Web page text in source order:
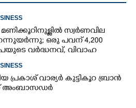
മണിക്കൂറിനുള്ളിൽ സ്വർണവില
ഒരു പവന് 4,200
വർദ്ധനവ്, വിവാഹ
​പ്ര​കാ​ശ് ​വാ​ര്യർ കു​ട്ടി​കൂ​റ​ ​ ബ്രാ​ൻ​
​അം​ബാ​സ​ഡ​ർ